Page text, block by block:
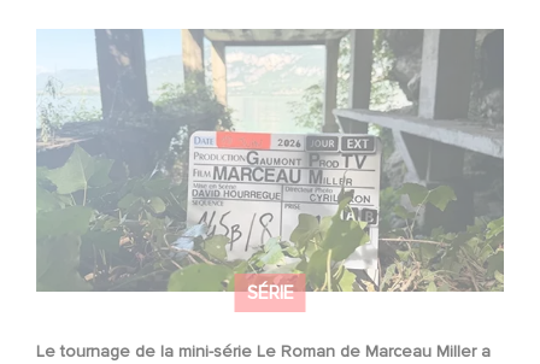
SÉRIE
Le tournage de la mini-série Le Roman de Marceau Miller a
Le tournage de la mini-série Le Roman de Marceau Miller
a débuté